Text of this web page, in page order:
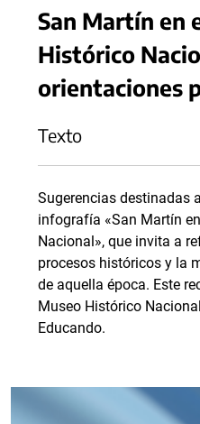
San Martín en
Histórico
orientaciones
Texto
Sugerencias destinadas
infografía «San Martín
Nacional», que invita a
procesos históricos y la
de aquella época. Este
Museo Histórico
Educando.